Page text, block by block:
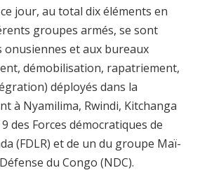
jour, au total dix éléments en
groupes armés, se sont
et aux bureaux
démobilisation, rapatriement,
déployés dans la
à Nyamilima, Rwindi, Kitchanga
des Forces démocratiques de
(FDLR) et de un du groupe Maï-
du Congo (NDC).